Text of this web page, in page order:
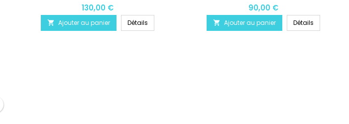
130,00 €
 Ajouter au panier Détails
90,00 €
 Ajouter au panier Détails